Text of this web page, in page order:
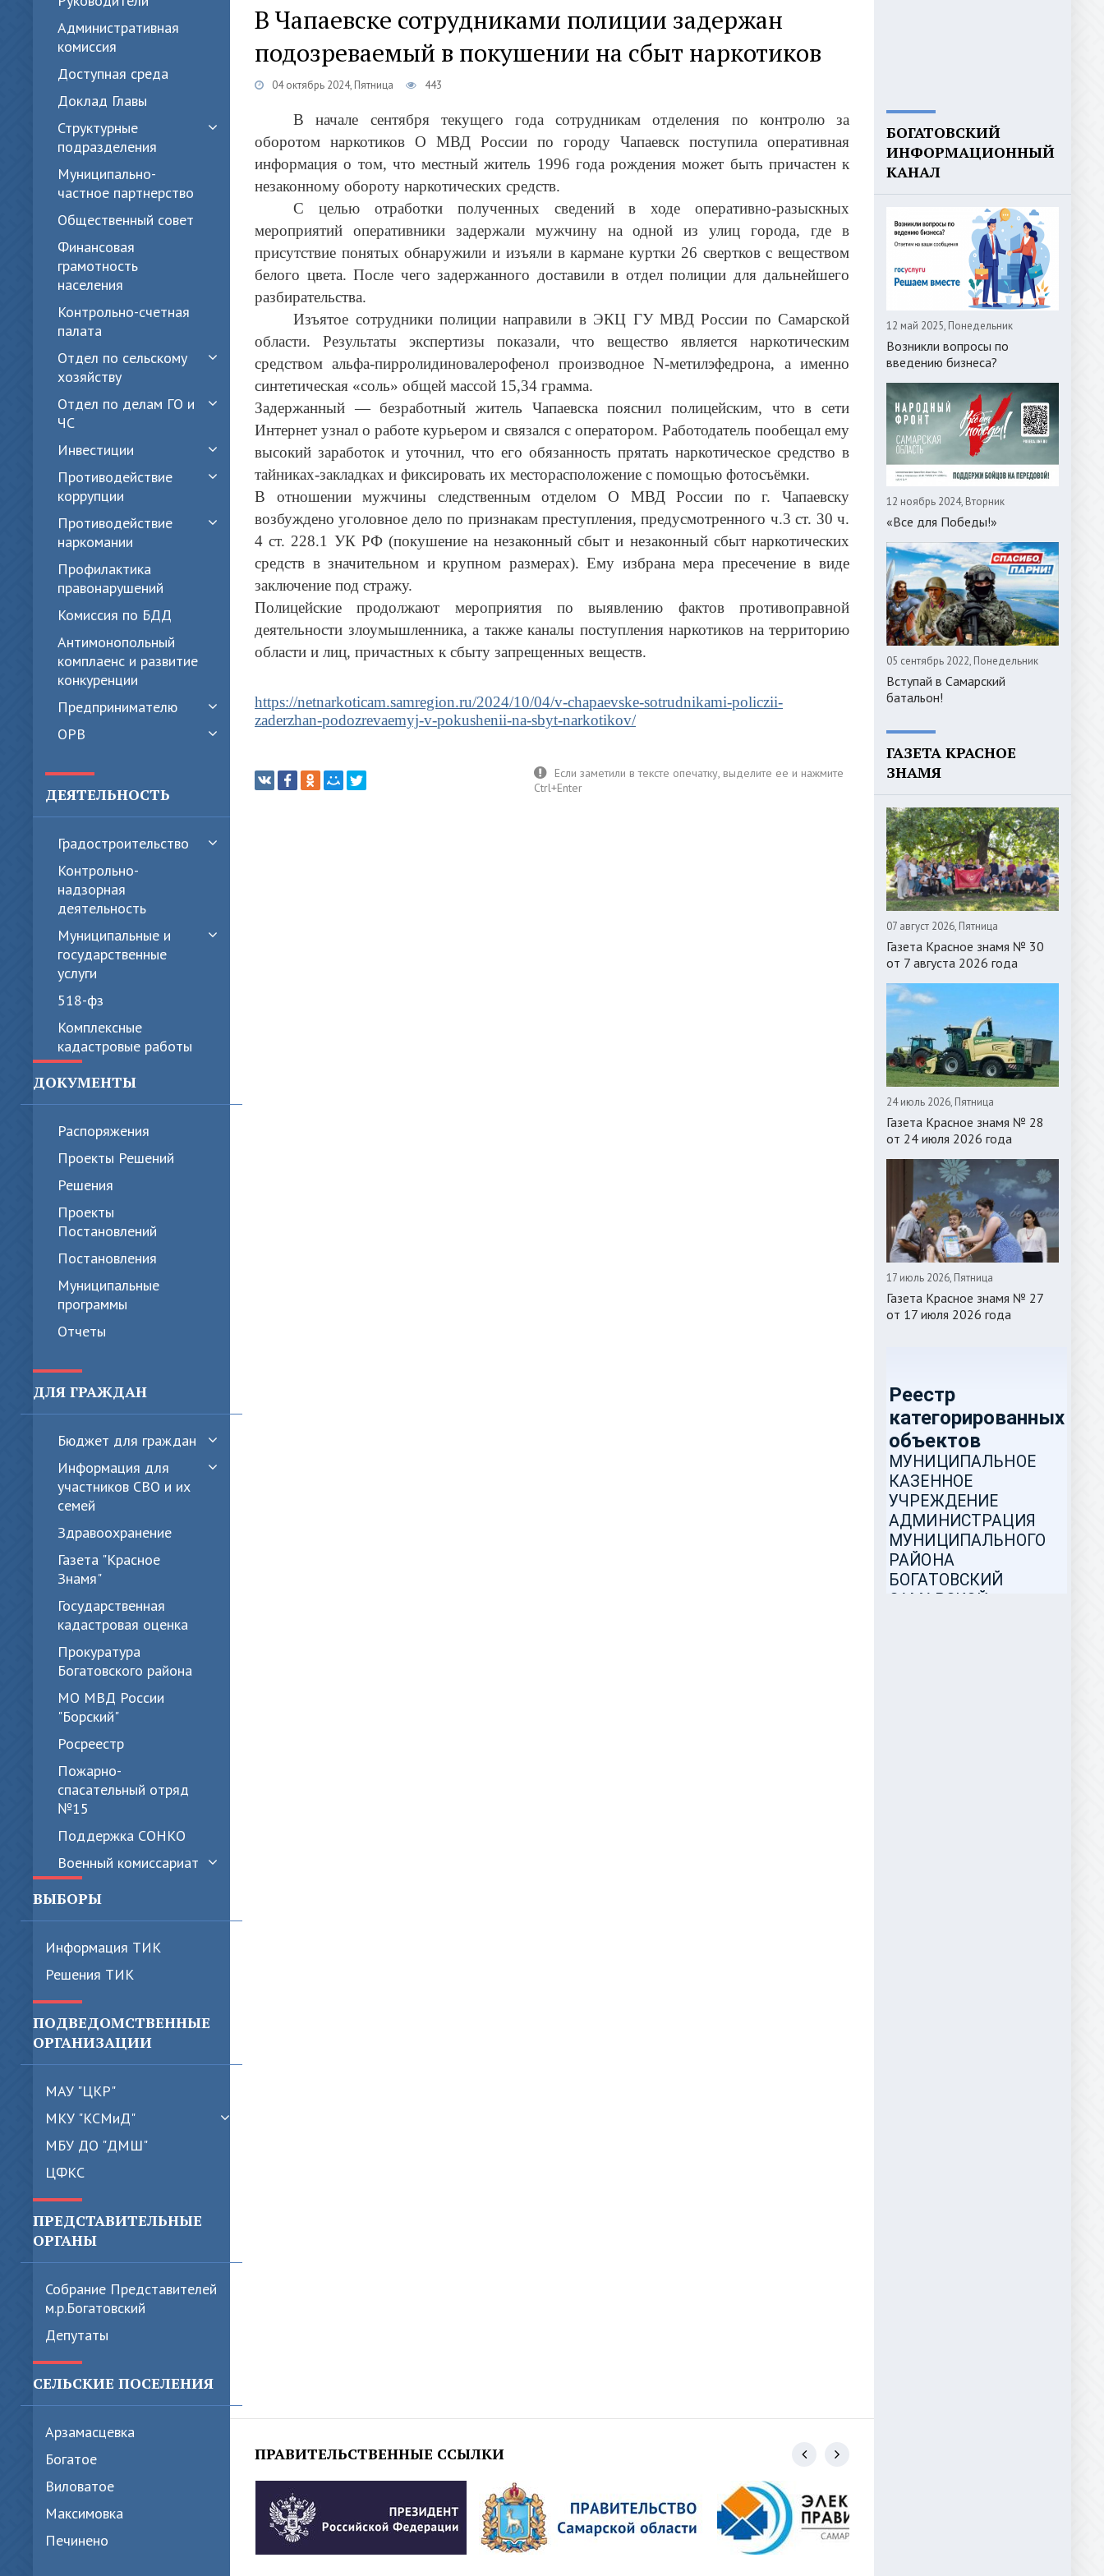
Административная
комиссия
Доступная среда
Доклад Главы
Структурные
подразделения
Муниципально-
частное партнерство
Общественный совет
Финансовая
грамотность
населения
Контрольно-счетная
палата
Отдел по сельскому
хозяйству
Отдел по делам ГО и
ЧС
Инвестиции
Противодействие
коррупции
Противодействие
наркомании
Профилактика
правонарушений
Комиссия по БДД
Антимонопольный
комплаенс и развитие
конкуренции
Предпринимателю
ОРВ
ДЕЯТЕЛЬНОСТЬ
Градостроительство
Контрольно-
надзорная
деятельность
Муниципальные и
государственные
услуги
518-фз
Комплексные
кадастровые работы
ДОКУМЕНТЫ
Распоряжения
Проекты Решений
Решения
Проекты
Постановлений
Постановления
Муниципальные
программы
Отчеты
ДЛЯ ГРАЖДАН
Бюджет для граждан
Информация для
участников СВО и их
семей
Здравоохранение
Газета "Красное
Знамя"
Государственная
кадастровая оценка
Прокуратура
Богатовского района
МО МВД России
"Борский"
Росреестр
Пожарно-
спасательный отряд
№15
Поддержка СОНКО
Военный комиссариат
ВЫБОРЫ
Информация ТИК
Решения ТИК
ПОДВЕДОМСТВЕННЫЕ
ОРГАНИЗАЦИИ
МАУ "ЦКР"
МКУ "КСМиД"
МБУ ДО "ДМШ"
ЦФКС
ПРЕДСТАВИТЕЛЬНЫЕ
ОРГАНЫ
Собрание Представителей
м.р.Богатовский
Депутаты
СЕЛЬСКИЕ ПОСЕЛЕНИЯ
Арзамасцевка
Богатое
Виловатое
Максимовка
Печинено
В Чапаевске сотрудниками полиции задержан
подозреваемый в покушении на сбыт наркотиков
04 октябрь 2024, Пятница 443
В начале сентября текущего года сотрудникам отделения по контролю за
оборотом наркотиков О МВД России по городу Чапаевск поступила оперативная
информация о том, что местный житель 1996 года рождения может быть причастен к
незаконному обороту наркотических средств.
С целью отработки полученных сведений в ходе оперативно-разыскных
мероприятий оперативники задержали мужчину на одной из улиц города, где в
присутствие понятых обнаружили и изъяли в кармане куртки 26 свертков с веществом
белого цвета. После чего задержанного доставили в отдел полиции для дальнейшего
разбирательства.
Изъятое сотрудники полиции направили в ЭКЦ ГУ МВД России по Самарской
области. Результаты экспертизы показали, что вещество является наркотическим
средством альфа-пирролидиновалерофенол производное N-метилэфедрона, а именно
синтетическая «соль» общей массой 15,34 грамма.
Задержанный — безработный житель Чапаевска пояснил полицейским, что в сети
Интернет узнал о работе курьером и связался с оператором. Работодатель пообещал ему
высокий заработок и уточнил, что его обязанность прятать наркотическое средство в
тайниках-закладках и фиксировать их месторасположение с помощью фотосъёмки.
В отношении мужчины следственным отделом О МВД России по г. Чапаевску
возбуждено уголовное дело по признакам преступления, предусмотренного ч.3 ст. 30 ч.
4 ст. 228.1 УК РФ (покушение на незаконный сбыт и незаконный сбыт наркотических
средств в значительном и крупном размерах). Ему избрана мера пресечение в виде
заключение под стражу.
Полицейские продолжают мероприятия по выявлению фактов противоправной
деятельности злоумышленника, а также каналы поступления наркотиков на территорию
области и лиц, причастных к сбыту запрещенных веществ.
https://netnarkoticam.samregion.ru/2024/10/04/v-chapaevske-sotrudnikami-policzii-
zaderzhan-podozrevaemyj-v-pokushenii-na-sbyt-narkotikov/
ПРАВИТЕЛЬСТВЕННЫЕ ССЫЛКИ
БОГАТОВСКИЙ
ИНФОРМАЦИОННЫЙ
КАНАЛ
12 май 2025, Понедельник
Возникли вопросы по
введению бизнеса?
12 ноябрь 2024, Вторник
«Все для Победы!»
05 сентябрь 2022, Понедельник
Вступай в Самарский
батальон!
ГАЗЕТА КРАСНОЕ
ЗНАМЯ
07 август 2026, Пятница
Газета Красное знамя № 30
от 7 августа 2026 года
24 июль 2026, Пятница
Газета Красное знамя № 28
от 24 июля 2026 года
17 июль 2026, Пятница
Газета Красное знамя № 27
от 17 июля 2026 года